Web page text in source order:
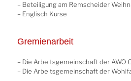
– Beteiligung am Remscheider
– Englisch Kurse
Gremienarbeit
– Die Arbeitsgemeinschaft der AWO
– Die Arbeitsgemeinschaft der